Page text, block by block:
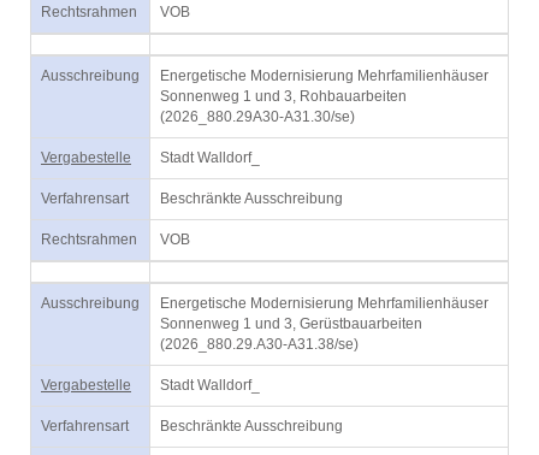
Rechtsrahmen VOB
Ausschreibung
Energetische Modernisierung Mehrfamilienhäuser
Sonnenweg 1 und 3, Rohbauarbeiten
(2026_880.29A30-A31.30/se)
Vergabestelle Stadt Walldorf_
Verfahrensart Beschränkte Ausschreibung
Rechtsrahmen VOB
Ausschreibung
Energetische Modernisierung Mehrfamilienhäuser
Sonnenweg 1 und 3, Gerüstbauarbeiten
(2026_880.29.A30-A31.38/se)
Vergabestelle Stadt Walldorf_
Verfahrensart Beschränkte Ausschreibung